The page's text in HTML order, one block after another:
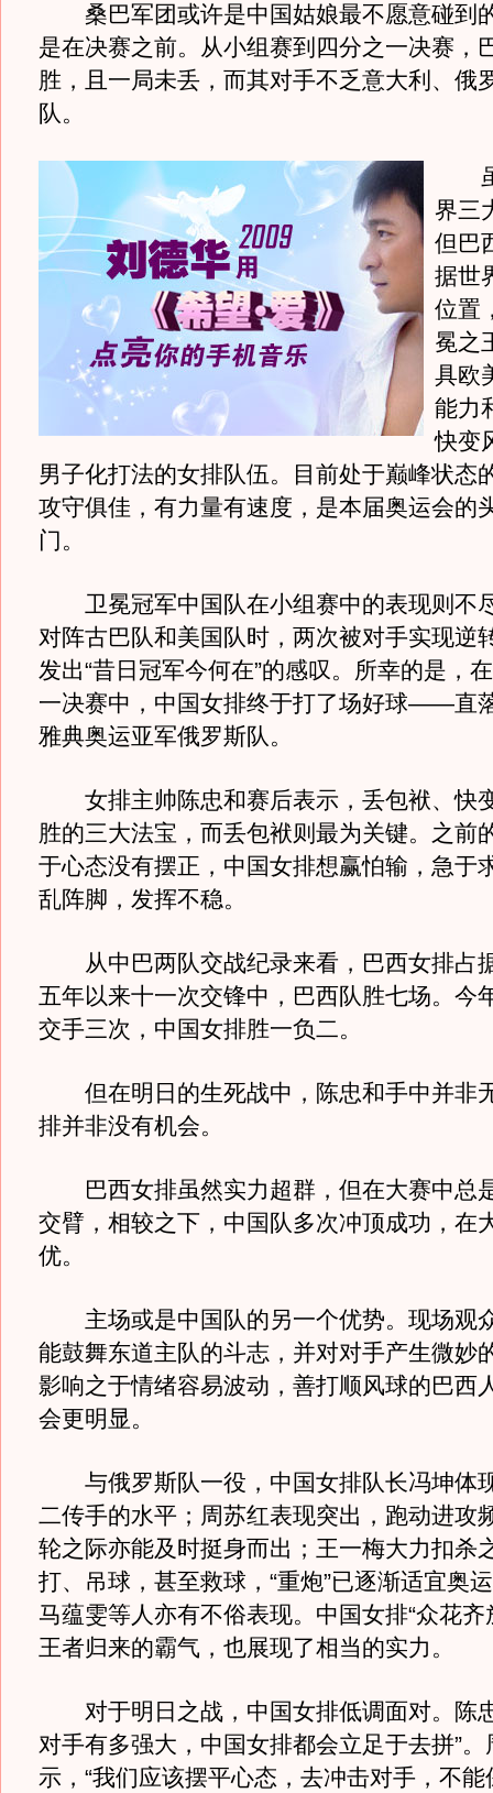
桑巴军团或许是中国姑娘最不愿意碰到
是在决赛之前。从小组赛到四分之一决赛，
胜，且一局未丢，而其对手不乏意大利、俄
队。
虽
界三
但巴
据世
位置
冕之
具欧
能力
快变
男子化打法的女排队伍。目前处于巅峰状态
攻守俱佳，有力量有速度，是本届奥运会的
门。
卫冕冠军中国队在小组赛中的表现则不
对阵古巴队和美国队时，两次被对手实现逆
发出“昔日冠军今何在”的感叹。所幸的是，
一决赛中，中国女排终于打了场好球——直
雅典奥运亚军俄罗斯队。
女排主帅陈忠和赛后表示，丢包袱、快
胜的三大法宝，而丢包袱则最为关键。之前
于心态没有摆正，中国女排想赢怕输，急于
乱阵脚，发挥不稳。
从中巴两队交战纪录来看，巴西女排占
五年以来十一次交锋中，巴西队胜七场。今
交手三次，中国女排胜一负二。
但在明日的生死战中，陈忠和手中并非
排并非没有机会。
巴西女排虽然实力超群，但在大赛中总
交臂，相较之下，中国队多次冲顶成功，在
优。
主场或是中国队的另一个优势。现场观
能鼓舞东道主队的斗志，并对对手产生微妙
影响之于情绪容易波动，善打顺风球的巴西
会更明显。
与俄罗斯队一役，中国女排队长冯坤体
二传手的水平；周苏红表现突出，跑动进攻
轮之际亦能及时挺身而出；王一梅大力扣杀
打、吊球，甚至救球，“重炮”已逐渐适宜奥
马蕴雯等人亦有不俗表现。中国女排“众花齐
王者归来的霸气，也展现了相当的实力。
对于明日之战，中国女排低调面对。陈
对手有多强大，中国女排都会立足于去拼”。
示，“我们应该摆平心态，去冲击对手，不能